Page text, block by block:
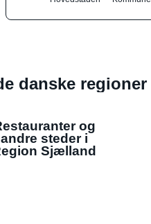
danske regioner
og
andre steder i
Sjælland